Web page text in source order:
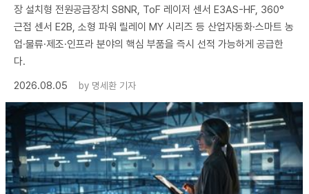
장 설치형 전원공급장치 S8NR, ToF 레이저 센서 E3AS-HF, 360°
근접 센서 E2B, 소형 파워 릴레이 MY 시리즈 등 산업자동화·스마트 농
업·물류·제조·인프라 분야의 핵심 부품을 즉시 선적 가능하게 공급한
다.
2026.08.05
by 명세환 기자